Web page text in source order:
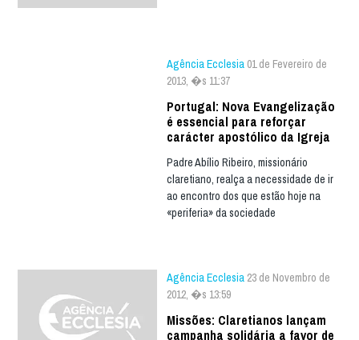
Agência Ecclesia 01 de Fevereiro de
2013, �s 11:37
Portugal: Nova Evangelização
é essencial para reforçar
carácter apostólico da Igreja
Padre Abílio Ribeiro, missionário
claretiano, realça a necessidade de ir
ao encontro dos que estão hoje na
«periferia» da sociedade
Agência Ecclesia 23 de Novembro de
2012, �s 13:59
Missões: Claretianos lançam
campanha solidária a favor de